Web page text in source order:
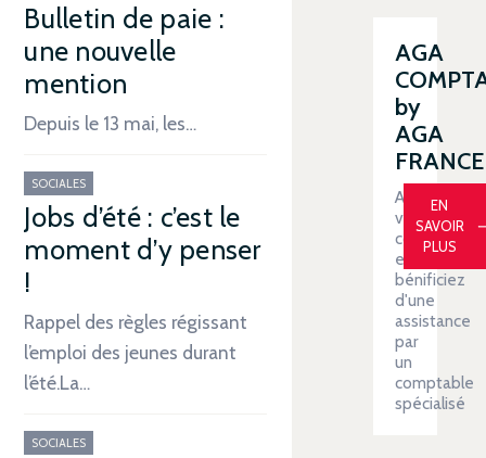
Bulletin de paie :
une nouvelle
mention
Depuis le 13 mai, les…
SOCIALES
Jobs d’été : c’est le
moment d’y penser
!
Rappel des règles régissant
l’emploi des jeunes durant
l’été.La…
SOCIALES
AGA
by
AGA
FRANCE
Automatiser
votre
comptabilité
et
bénificiez
d'une
assistance
par
un
comptable
spécialisé
EN
SAVOIR
PLUS